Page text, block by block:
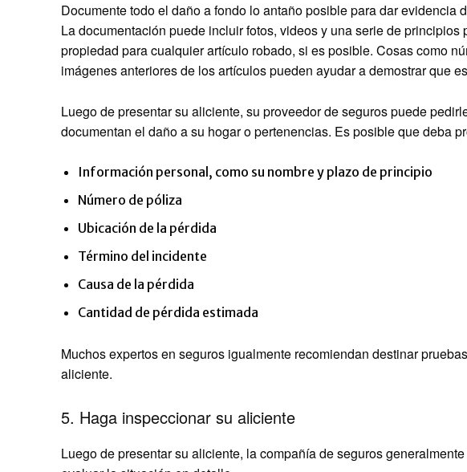
Documente todo el daño a fondo lo antaño posible para dar evidencia
La documentación puede incluir fotos, videos y una serie de
propiedad para cualquier artículo robado, si es posible. Cosas como
imágenes anteriores de los artículos pueden ayudar a demostrar que
Luego de presentar su aliciente, su proveedor de seguros puede
documentan el daño a su hogar o pertenencias. Es posible que deba
Información personal, como su nombre y plazo de principio
Número de póliza
Ubicación de la pérdida
Término del incidente
Causa de la pérdida
Cantidad de pérdida estimada
Muchos expertos en seguros igualmente recomiendan destinar
aliciente.
5. Haga inspeccionar su aliciente
Luego de presentar su aliciente, la compañía de seguros